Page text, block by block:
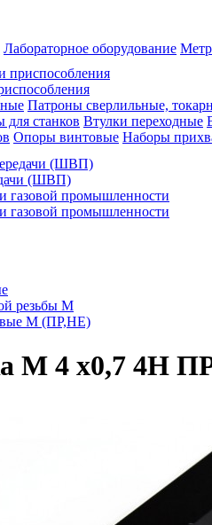
Лабораторное оборудование
приспособления
Патроны сверлильные,
станков Втулки переходные
Опоры винтовые Наборы
(ШВП)
(ШВП)
газовой промышленности
газовой промышленности
резьбы М
М (ПР,НЕ)
М 4 х0,7 4H